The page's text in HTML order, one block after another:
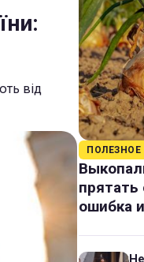
від
ПОЛЕЗНОЕ
прятать
ошибка